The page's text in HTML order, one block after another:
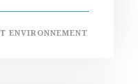
ENVIRONNEMENT